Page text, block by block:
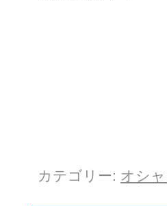
カテゴリー: オシ